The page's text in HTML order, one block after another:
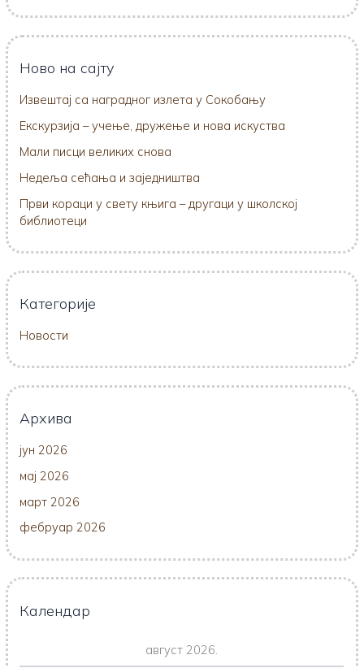
Ново на сајту
Извештај са наградног излета у Сокобању
Екскурзија – учење, дружење и нова искуства
Мали писци великих снова
Недеља сећања и заједништва
Први кораци у свету књига – другаци у школској
библиотеци
Категорије
Новости
Архива
јун 2026
мај 2026
март 2026
фебруар 2026
Календар
август 2026.